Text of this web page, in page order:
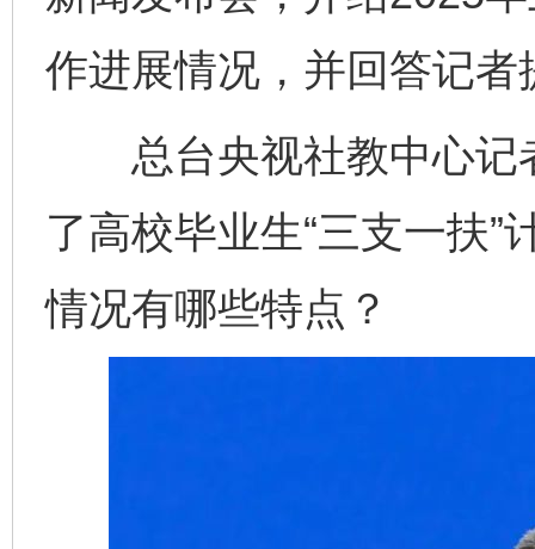
作进展情况，并回答记者
总台央视社教中心记
了高校毕业生“三支一扶
情况有哪些特点？